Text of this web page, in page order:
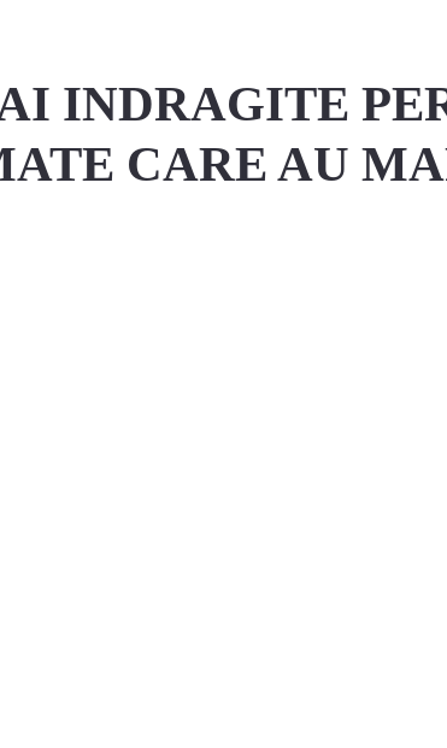
INDRAGITE
CARE AU